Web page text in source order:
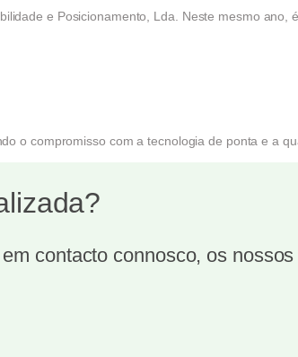
e Posicionamento, Lda. Neste mesmo ano,
o compromisso com a tecnologia de ponta e a
contacto connosco, os